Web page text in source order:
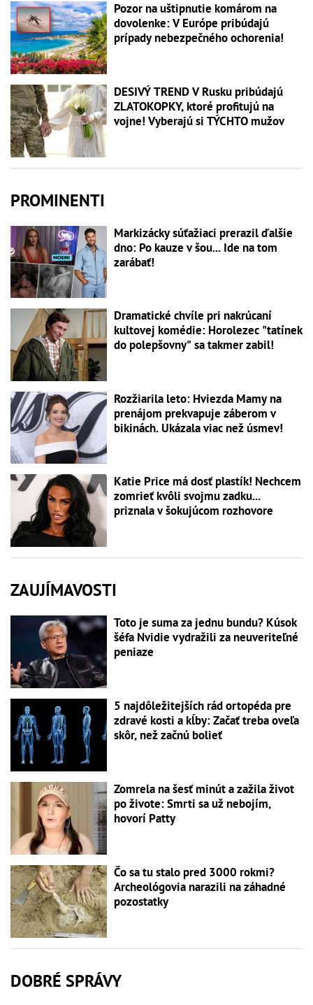
Pozor na uštipnutie komárom na
dovolenke: V Európe pribúdajú
prípady nebezpečného ochorenia!
DESIVÝ TREND V Rusku pribúdajú
ZLATOKOPKY, ktoré profitujú na
vojne! Vyberajú si TÝCHTO mužov
PROMINENTI
Markizácky súťažiaci prerazil ďalšie
dno: Po kauze v šou... Ide na tom
zarábať!
Dramatické chvíle pri nakrúcaní
kultovej komédie: Horolezec "tatínek
do polepšovny" sa takmer zabil!
Rozžiarila leto: Hviezda Mamy na
prenájom prekvapuje záberom v
bikinách. Ukázala viac než úsmev!
Katie Price má dosť plastík! Nechcem
zomrieť kvôli svojmu zadku...
priznala v šokujúcom rozhovore
ZAUJÍMAVOSTI
Toto je suma za jednu bundu? Kúsok
šéfa Nvidie vydražili za neuveriteľné
peniaze
5 najdôležitejších rád ortopéda pre
zdravé kosti a kĺby: Začať treba oveľa
skôr, než začnú bolieť
Zomrela na šesť minút a zažila život
po živote: Smrti sa už nebojím,
hovorí Patty
Čo sa tu stalo pred 3000 rokmi?
Archeológovia narazili na záhadné
pozostatky
DOBRÉ SPRÁVY